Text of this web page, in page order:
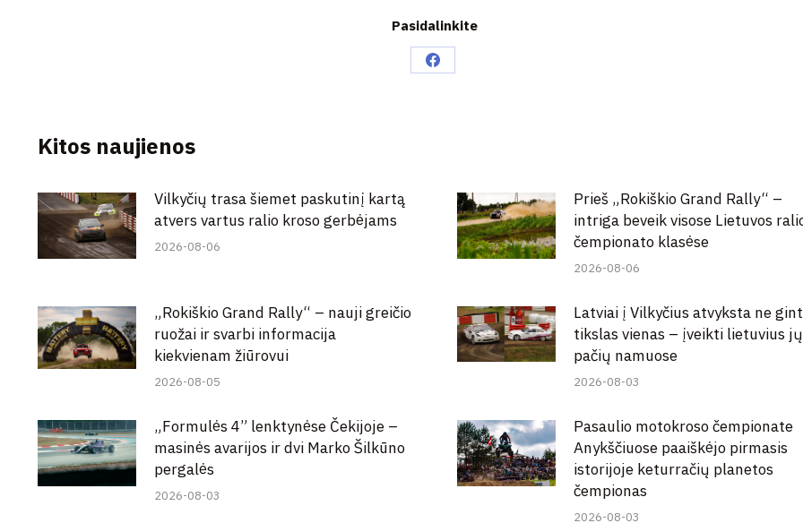
Pasidalinkite
Share
Kitos naujienos
Vilkyčių trasa šiemet paskutinį kartą
atvers vartus ralio kroso gerbėjams
2026-08-06
Prieš „Rokiškio Grand Rally“ –
intriga beveik visose Lietuvos
čempionato klasėse
2026-08-06
„Rokiškio Grand Rally“ – nauji greičio
ruožai ir svarbi informacija
kiekvienam žiūrovui
2026-08-05
Latviai į Vilkyčius atvyksta ne
tikslas vienas – įveikti lietuvius jų
pačių namuose
2026-08-03
„Formulės 4” lenktynėse Čekijoje –
masinės avarijos ir dvi Marko Šilkūno
pergalės
2026-08-03
Pasaulio motokroso čempionate
Anykščiuose paaiškėjo pirmasis
istorijoje keturračių planetos
čempionas
2026-08-03